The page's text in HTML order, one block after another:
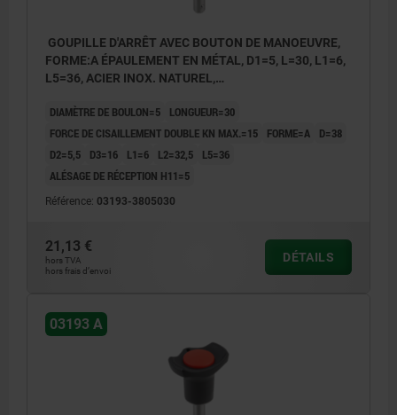
GOUPILLE D'ARRÊT AVEC BOUTON DE MANOEUVRE,
FORME:A ÉPAULEMENT EN MÉTAL, D1=5, L=30, L1=6,
L5=36, ACIER INOX. NATUREL,
COUVERCLE:ROUGE RAL3020
DIAMÈTRE DE BOULON=5
LONGUEUR=30
FORCE DE CISAILLEMENT DOUBLE KN MAX.=15
FORME=A
D=38
D2=5,5
D3=16 L1=6 L2=32,5
L5=36
ALÉSAGE DE RÉCEPTION H11=5
Référence: 03193-3805030
21,13 €
hors TVA
hors frais d’envoi
DÉTAILS
03193 A